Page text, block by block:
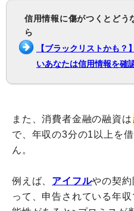
信用情報に傷がつくとどう
ら
【ブラックリストかも
いあなたは信用情報を確
また、消費者金融の融資は
で、年収の3分の1以上を
ん。
例えば、 アイフルやの契約
って、申告されている年